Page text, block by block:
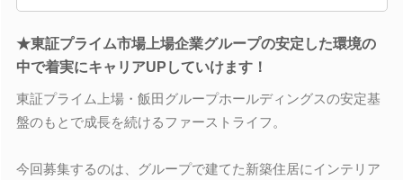
★東証プライム市場上場企業グループの安定した環境の
中で着実にキャリアUPしていけます！
東証プライム上場・飯田グループホールディングスの安定基
盤のもとで成長を続けるファーストライフ。
今回募集するのは、グループで建てた新築住居にインテリア